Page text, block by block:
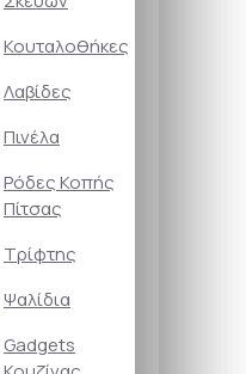
Κουταλοθήκες
Λαβίδες
Πινέλα
Ρόδες Κοπής
Πίτσας
Τρίφτης
Ψαλίδια
Gadgets